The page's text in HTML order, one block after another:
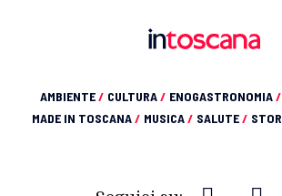
AMBIENTE/ CULTURA/ ENOGASTRONOMIA/
MADE IN TOSCANA/ MUSICA/ SALUTE/